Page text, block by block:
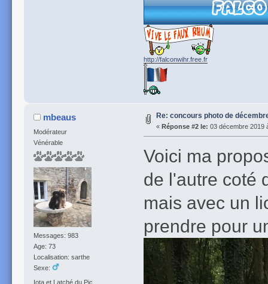
http://falconwihr.free.fr
mbeaus
Modérateur
Vénérable
Messages: 983
Age: 73
Localisation: sarthe
Sexe:
Iota et Latché du Pic
Re: concours photo de
« Réponse #2 le: 03 décembre 2019
Voici ma
de l'autre coté
mais avec un
prendre pour